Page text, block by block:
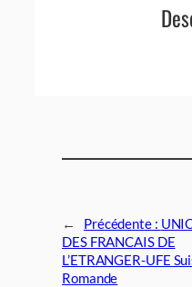
← Précédente :
DES FRANCAIS DE
L’ETRANGER-UFE
Romande